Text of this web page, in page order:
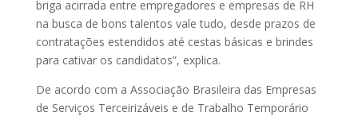
briga acirrada entre empregadores e empresas de RH
na busca de bons talentos vale tudo, desde prazos de
contratações estendidos até cestas básicas e brindes
para cativar os candidatos”, explica.
De acordo com a Associação Brasileira das Empresas
de Serviços Terceirizáveis e de Trabalho Temporário